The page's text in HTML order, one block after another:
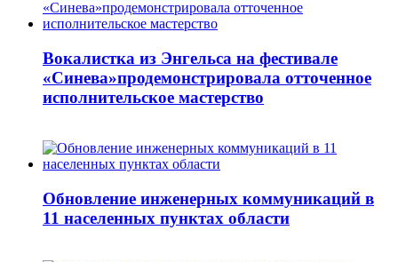
Вокалистка из Энгельса на фестивале
«Синева»продемонстрировала отточенное
исполнительское мастерство
Обновление инженерных коммуникаций в
11 населенных пунктах области